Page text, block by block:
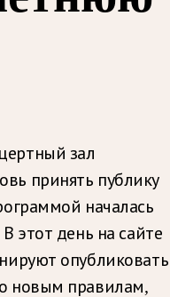
зал
принять публику
началась
этот день на сайте
опубликовать
новым правилам,